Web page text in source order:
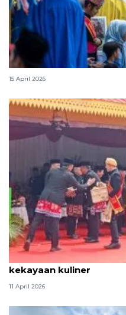
Lebaran Betawi,
15 April 2026
Tradisi hantaran
kekayaan kuliner
11 April 2026